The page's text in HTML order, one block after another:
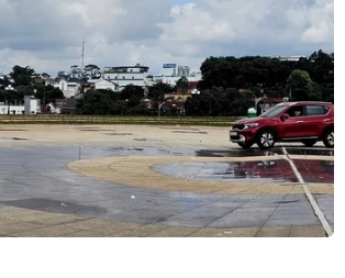
mắc, đồng thời yêu cầu doanh nghiệp
án phục hồi sản xuất.